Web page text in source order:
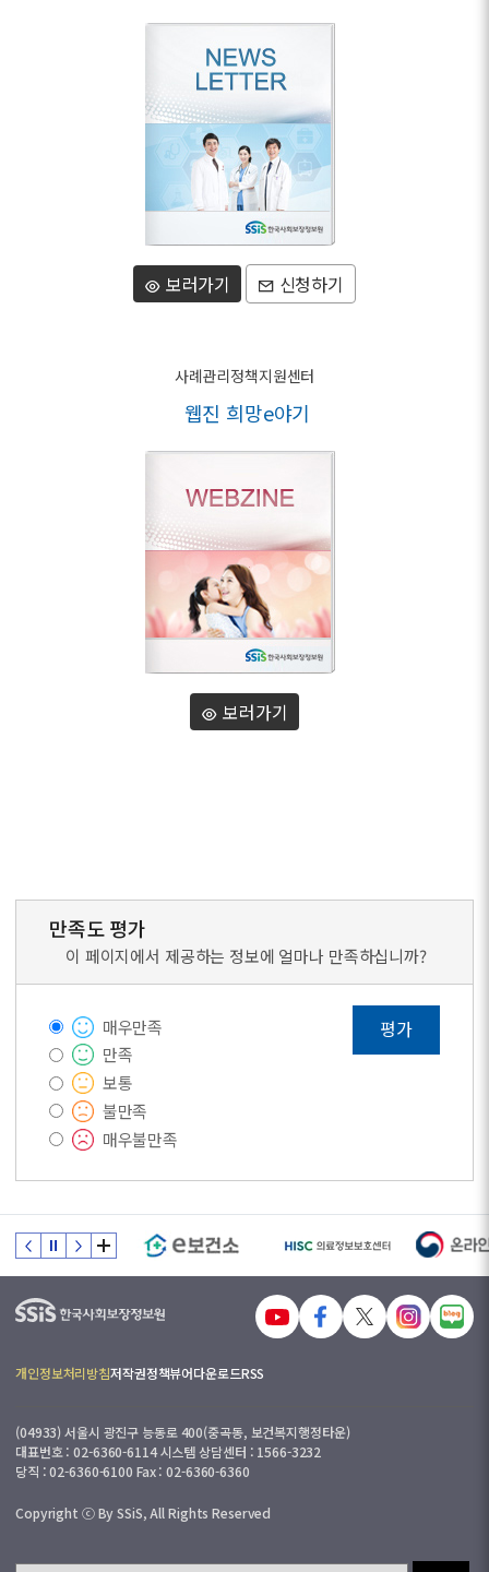
보러가기 신청하기
사례관리정책지원센터
웹진 희망e야기
보러가기
만족도 평가
이 페이지에서 제공하는 정보에 얼마나 만족하십니까?
매우만족
만족
보통
불만족
매우불만족
평가
개인정보처리방침저작권정책뷰어다운로드RSS
(04933) 서울시 광진구 능동로 400(중곡동, 보건복지행정타운)
대표번호 : 02-6360-6114 시스템 상담센터 : 1566-3232
당직 : 02-6360-6100 Fax : 02-6360-6360
Copyright ⓒ By SSiS, All Rights Reserved